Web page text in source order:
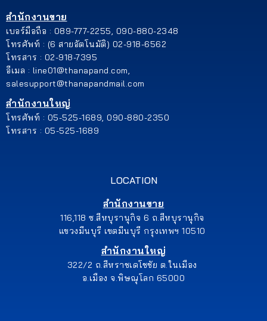
สำนักงานขาย
เบอร์มือถือ : 089-777-2255, 090-880-2348
โทรศัพท์ : (6 สายอัตโนมัติ) 02-918-6562
โทรสาร : 02-918-7395
อีเมล : line01@thanapand.com,
salesupport@thanapandmail.com
สำนักงานใหญ่
โทรศัพท์ : 05-525-1689, 090-880-2350
โทรสาร : 05-525-1689
LOCATION
สำนักงานขาย
116,118 ซ.สีหบุรานุกิจ 6 ถ.สีหบุรานุกิจ
แขวงมีนบุรี เขตมีนบุรี กรุงเทพฯ 10510
สำนักงานใหญ่
322/2 ถ.สีหราชเดโชชัย ต.ในเมือง
อ.เมือง จ.พิษณุโลก 65000